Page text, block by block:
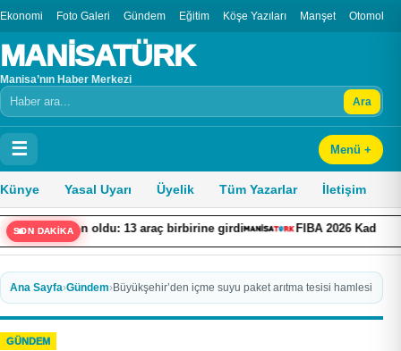
Ekonomi Foto Galeri Gündem Eğitim Köşe Yazıları Manşet Otomobil
MANİSATÜRK
Manisa’nın Haber Merkezi
Arama Ara
☰ Menü +
Künye Yasal Uyarı Üyelik Tüm Yazarlar İletişim
SON DAKİKA
oldu: 13 araç birbirine girdi FIBA 2026 Kadınlar Basketbol
Ana Sayfa›Gündem›Büyükşehir’den içme suyu paket arıtma tesisi hamlesi
GÜNDEM